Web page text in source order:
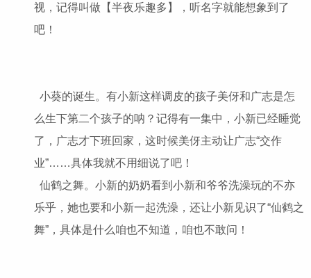
视，记得叫做【半夜乐趣多】，听名字就能想象到了
吧！
小葵的诞生。有小新这样调皮的孩子美伢和广志是怎
么生下第二个孩子的呐？记得有一集中，小新已经睡觉
了，广志才下班回家，这时候美伢主动让广志“交作
业”……具体我就不用细说了吧！
仙鹤之舞。小新的奶奶看到小新和爷爷洗澡玩的不亦
乐乎，她也要和小新一起洗澡，还让小新见识了“仙鹤之
舞”，具体是什么咱也不知道，咱也不敢问！